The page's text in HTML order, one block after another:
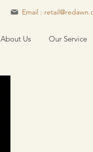
Email :
About Us Our Service